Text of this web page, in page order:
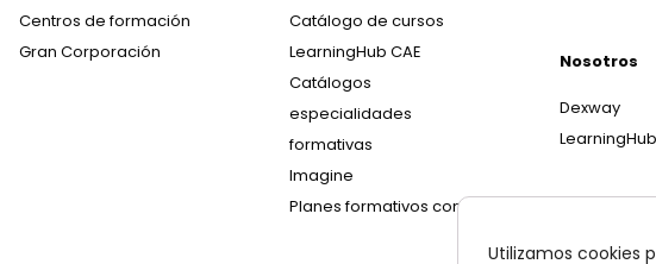
Centros de formación
Gran Corporación
Catálogo de cursos
LearningHub CAE
Catálogos
especialidades
formativas
Imagine
Planes formativos con IA
Nosotros
Dexway
Utilizamos cookies